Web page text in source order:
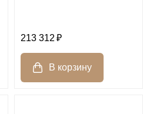
213 312